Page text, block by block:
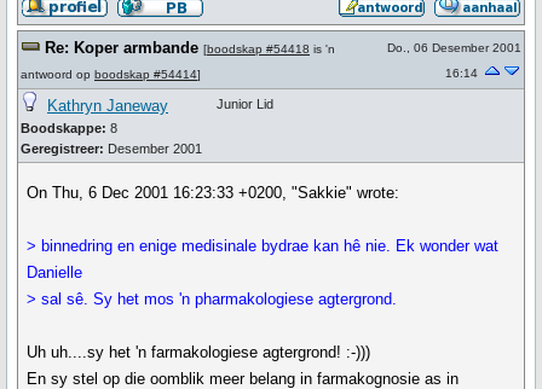
Re: Koper armbande [boodskap #54418 is 'n
antwoord op boodskap #54414]
Do., 06 Desember 2001
16:14
Kathryn Janeway
Boodskappe: 8
Geregistreer: Desember 2001
Junior Lid
On Thu, 6 Dec 2001 16:23:33 +0200, "Sakkie" wrote:
> binnedring en enige medisinale bydrae kan hê nie. Ek wonder wat
Danielle
> sal sê. Sy het mos 'n pharmakologiese agtergrond.
Uh uh....sy het 'n farmakologiese agtergrond! :-)))
En sy stel op die oomblik meer belang in farmakognosie as in